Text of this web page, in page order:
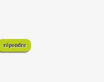
répondre